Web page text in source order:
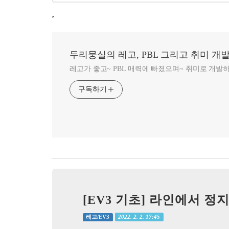
,
두리뭉실의 레고, PBL 그리고 취미 개
레고가 좋고~ PBL 매력에 빠졌으며~ 취미로 개발
구독하기
[EV3 기초] 라인에서 정지
레고/EV3 2022. 2. 2. 17:45